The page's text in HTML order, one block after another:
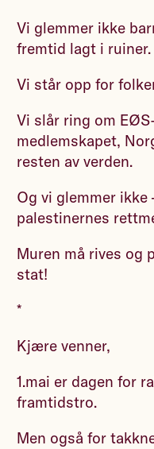
Vi glemmer ikke
fremtid lagt i ruiner.
Vi står opp for
Vi slår ring om
medlemskapet,
resten av verden.
Og vi glemmer ikke
palestinernes
Muren må rives og
stat!
*
Kjære venner,
1.mai er dagen for
framtidstro.
Men også for